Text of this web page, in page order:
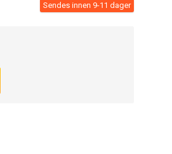
Sendes innen 9-11 dager